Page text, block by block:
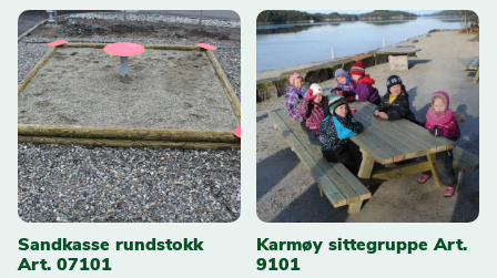
Sandkasse rundstokk
Art. 07101
Karmøy sittegruppe Art.
9101